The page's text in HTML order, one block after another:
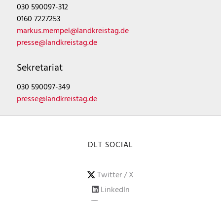
030 590097-312
0160 7227253
markus.mempel@landkreistag.de
presse@landkreistag.de
Sekretariat
030 590097-349
presse@landkreistag.de
DLT SOCIAL
Twitter / X
LinkedIn